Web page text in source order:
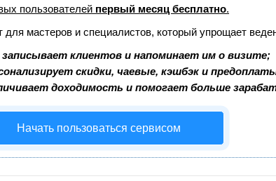
пользователей первый месяц бесплатно.
для мастеров и специалистов, который упрощает
клиентов и напоминает им о визите;
скидки, чаевые, кэшбэк и
доходимость и помогает больше
Начать пользоваться сервисом